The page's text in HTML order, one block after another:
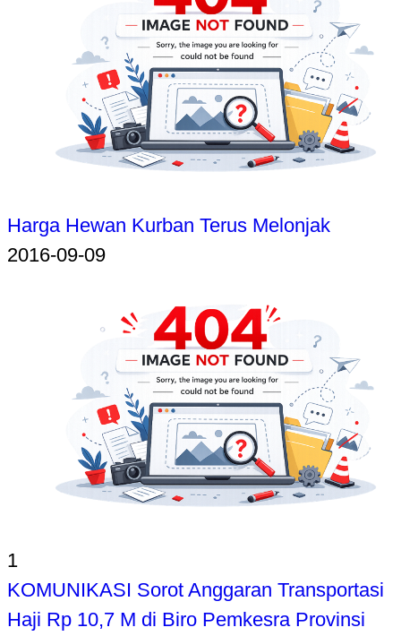
Harga Hewan Kurban Terus Melonjak
2016-09-09
1
KOMUNIKASI Sorot Anggaran Transportasi
Haji Rp 10,7 M di Biro Pemkesra Provinsi